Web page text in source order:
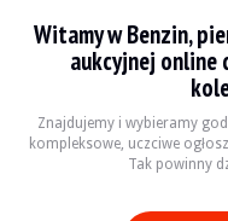
Witamy w Benzin,
aukcyjnej
Znajdujemy i wybieramy
kompleksowe, uczciwe
Tak powinny